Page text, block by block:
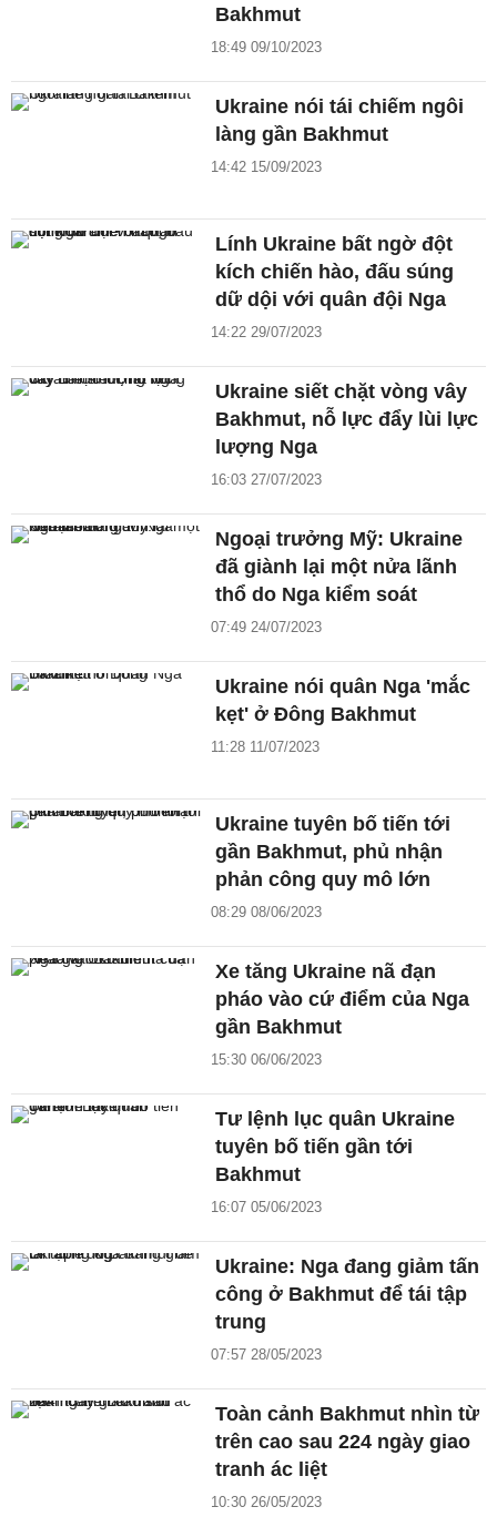
Bakhmut
18:49 09/10/2023
Ukraine nói tái chiếm ngôi
làng gần Bakhmut
14:42 15/09/2023
Lính Ukraine bất ngờ đột
kích chiến hào, đấu súng
dữ dội với quân đội Nga
14:22 29/07/2023
Ukraine siết chặt vòng vây
Bakhmut, nỗ lực đẩy lùi lực
lượng Nga
16:03 27/07/2023
Ngoại trưởng Mỹ: Ukraine
đã giành lại một nửa lãnh
thổ do Nga kiểm soát
07:49 24/07/2023
Ukraine nói quân Nga 'mắc
kẹt' ở Đông Bakhmut
11:28 11/07/2023
Ukraine tuyên bố tiến tới
gần Bakhmut, phủ nhận
phản công quy mô lớn
08:29 08/06/2023
Xe tăng Ukraine nã đạn
pháo vào cứ điểm của Nga
gần Bakhmut
15:30 06/06/2023
Tư lệnh lục quân Ukraine
tuyên bố tiến gần tới
Bakhmut
16:07 05/06/2023
Ukraine: Nga đang giảm tấn
công ở Bakhmut để tái tập
trung
07:57 28/05/2023
Toàn cảnh Bakhmut nhìn từ
trên cao sau 224 ngày giao
tranh ác liệt
10:30 26/05/2023